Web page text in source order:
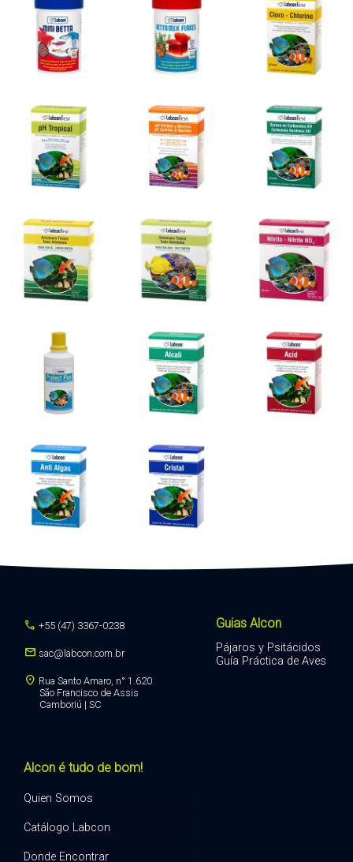
call +55 (47) 3367-0238
mail sac@labcon.com.br
location_on Rua Santo Amaro, n° 1.620
São Francisco de Assis
Camboriú | SC
Alcon é tudo de bom!
Quien Somos
Catálogo Labcon
Donde Encontrar
Guias Alcon
Pájaros y Psitácidos
Guía Práctica de Aves